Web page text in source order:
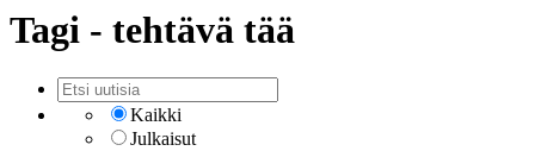
Tagi - tehtävä tää
Kaikki
Julkaisut